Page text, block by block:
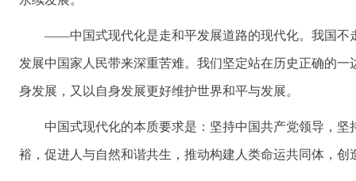
——中国式现代化是走和平发展道路的现代化。我国不
发展中国家人民带来深重苦难。我们坚定站在历史正确的
身发展，又以自身发展更好维护世界和平与发展。
中国式现代化的本质要求是：坚持中国共产党领导，
裕，促进人与自然和谐共生，推动构建人类命运共同体，创